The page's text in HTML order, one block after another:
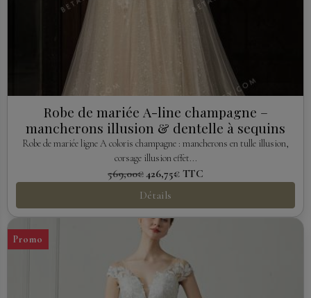
Robe de mariée A-line champagne –
mancherons illusion & dentelle à sequins
Robe de mariée ligne A coloris champagne : mancherons en tulle illusion,
corsage illusion effet...
569,00€426,75€ TTC
Détails
Promo